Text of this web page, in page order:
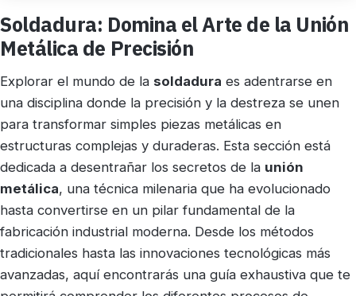
Soldadura: Domina el Arte de la Unión
Metálica de Precisión
Explorar el mundo de la soldadura es adentrarse en
una disciplina donde la precisión y la destreza se unen
para transformar simples piezas metálicas en
estructuras complejas y duraderas. Esta sección está
dedicada a desentrañar los secretos de la unión
metálica, una técnica milenaria que ha evolucionado
hasta convertirse en un pilar fundamental de la
fabricación industrial moderna. Desde los métodos
tradicionales hasta las innovaciones tecnológicas más
avanzadas, aquí encontrarás una guía exhaustiva que te